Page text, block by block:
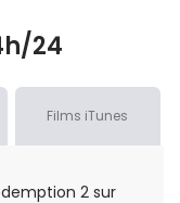
24
Films iTunes
2 sur